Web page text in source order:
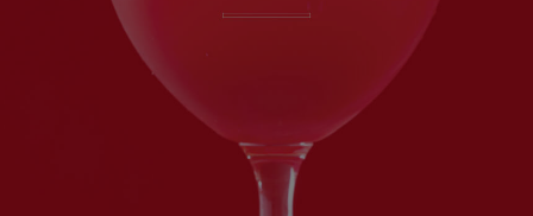
VOULAND
L'évolution de
LULLI